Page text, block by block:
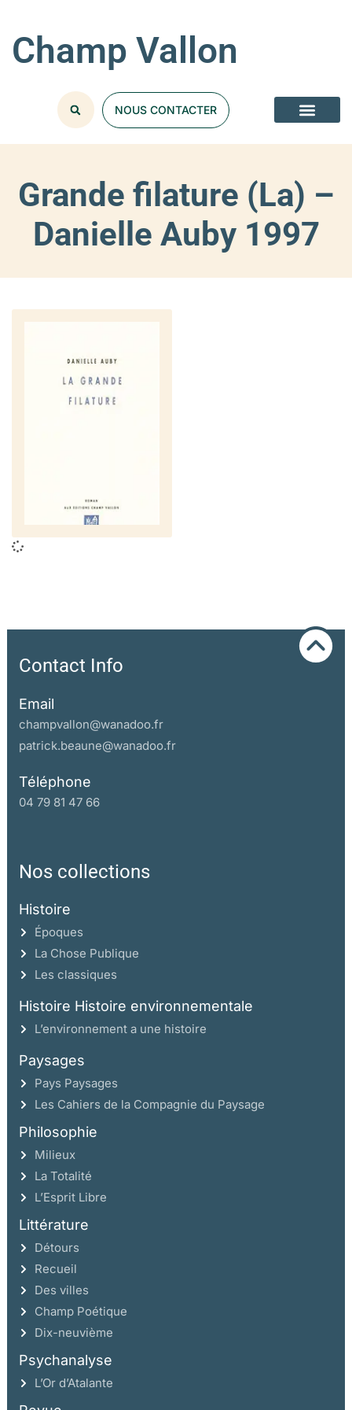
Champ Vallon
NOUS CONTACTER
Grande filature (La) –
Danielle Auby 1997
Contact Info
Email
champvallon@wanadoo.fr
patrick.beaune@wanadoo.fr
Téléphone
04 79 81 47 66
Nos collections
Histoire
Époques
La Chose Publique
Les classiques
Histoire Histoire environnementale
L’environnement a une histoire
Paysages
Pays Paysages
Les Cahiers de la Compagnie du Paysage
Philosophie
Milieux
La Totalité
L’Esprit Libre
Littérature
Détours
Recueil
Des villes
Champ Poétique
Dix-neuvième
Psychanalyse
L’Or d’Atalante